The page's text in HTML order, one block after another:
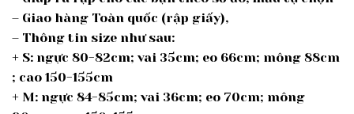
– Giao hàng Toàn quốc (rập giấy),
– Thông tin size như sau:
+ S: ngực 80-82cm; vai 35cm; eo 66cm; mông 88cm
; cao 150-155cm
+ M: ngực 84-85cm; vai 36cm; eo 70cm; mông